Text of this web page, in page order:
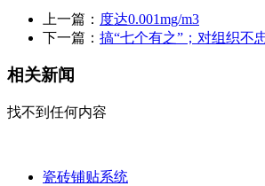
上一篇： 度达0.001mg/m3
下一篇： 搞“七个有之”；对组织不
相关新闻
找不到任何内容
瓷砖铺贴系统